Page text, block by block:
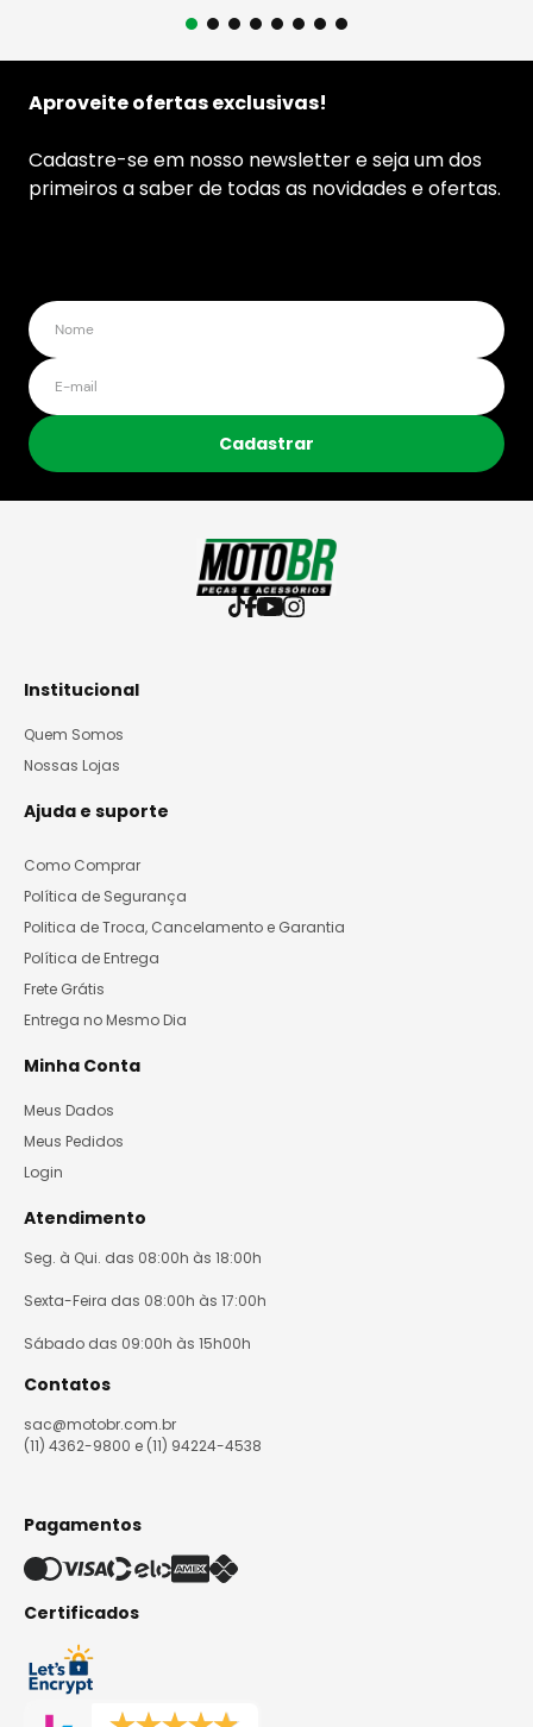
Aproveite ofertas exclusivas!
Cadastre-se em nosso newsletter e seja um dos
primeiros a saber de todas as novidades e ofertas.
Cadastrar
Institucional
Quem Somos
Nossas Lojas
Ajuda e suporte
Como Comprar
Política de Segurança
Politica de Troca, Cancelamento e Garantia
Política de Entrega
Frete Grátis
Entrega no Mesmo Dia
Minha Conta
Meus Dados
Meus Pedidos
Login
Atendimento
Seg. à Qui. das 08:00h às 18:00h
Sexta-Feira das 08:00h às 17:00h
Sábado das 09:00h às 15h00h
Contatos
sac@motobr.com.br
(11) 4362-9800 e (11) 94224-4538
Pagamentos
Certificados